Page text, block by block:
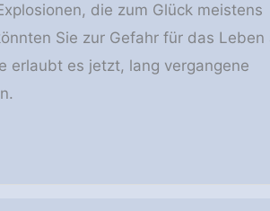
die zum Glück meistens
Sie zur Gefahr für das Leben
erlaubt es jetzt, lang vergangene